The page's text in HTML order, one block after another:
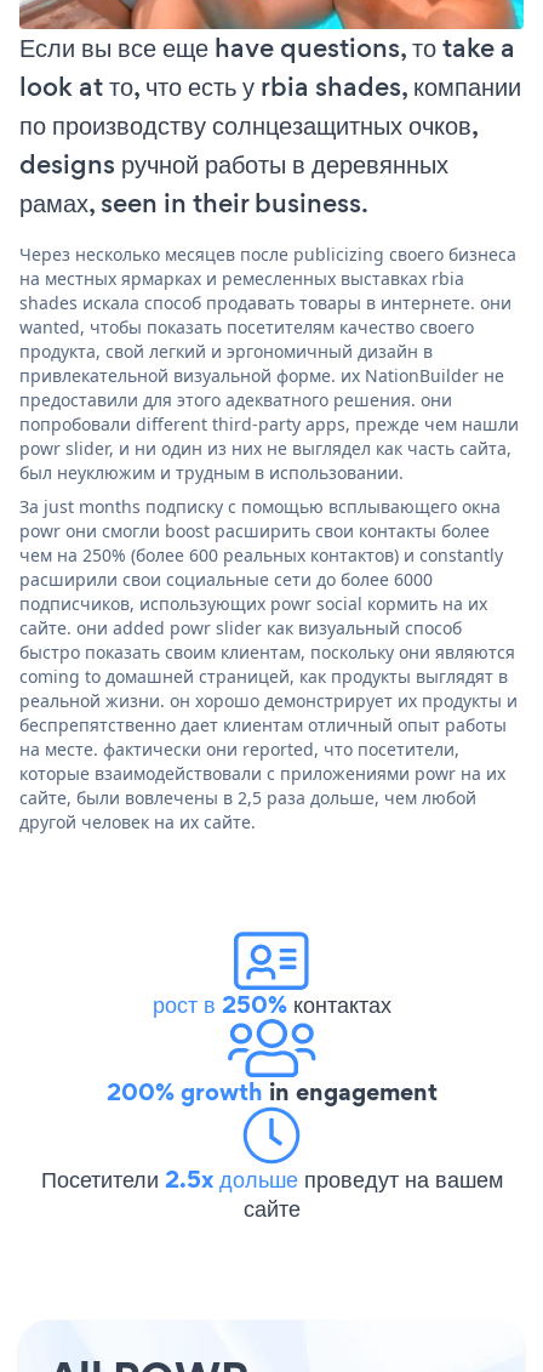
Если вы все еще have questions, то take a
look at то, что есть у rbia shades, компании
по производству солнцезащитных очков,
designs ручной работы в деревянных
рамах, seen in their business.
Через несколько месяцев после publicizing своего бизнеса
на местных ярмарках и ремесленных выставках rbia
shades искала способ продавать товары в интернете. они
wanted, чтобы показать посетителям качество своего
продукта, свой легкий и эргономичный дизайн в
привлекательной визуальной форме. их NationBuilder не
предоставили для этого адекватного решения. они
попробовали different third-party apps, прежде чем нашли
powr slider, и ни один из них не выглядел как часть сайта,
был неуклюжим и трудным в использовании.
За just months подписку с помощью всплывающего окна
powr они смогли boost расширить свои контакты более
чем на 250% (более 600 реальных контактов) и constantly
расширили свои социальные сети до более 6000
подписчиков, использующих powr social кормить на их
сайте. они added powr slider как визуальный способ
быстро показать своим клиентам, поскольку они являются
coming to домашней страницей, как продукты выглядят в
реальной жизни. он хорошо демонстрирует их продукты и
беспрепятственно дает клиентам отличный опыт работы
на месте. фактически они reported, что посетители,
которые взаимодействовали с приложениями powr на их
сайте, были вовлечены в 2,5 раза дольше, чем любой
другой человек на их сайте.
рост в 250%контактах
200% growth in engagement
Посетители 2.5x дольше проведут на вашем
сайте